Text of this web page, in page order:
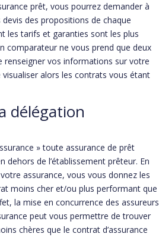
prêt, vous pourrez demander à
des propositions de chaque
les tarifs et garanties sont les plus
comparateur ne vous prend que deux
renseigner vos informations sur votre
visualiser alors les contrats vous étant
délégation
» toute assurance de prêt
dehors de l’établissement prêteur. En
assurance, vous vous donnez les
moins cher et/ou plus performant que
la mise en concurrence des assureurs
peut vous permettre de trouver
chères que le contrat d’assurance